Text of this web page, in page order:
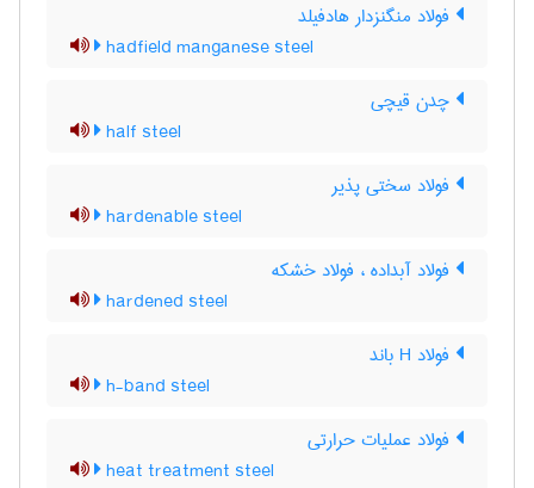
فولاد منگنزدار هادفیلد
hadfield manganese steel
چدن قیچی
half steel
فولاد سختی پذیر
hardenable steel
فولاد آبداده ، فولاد خشکه
hardened steel
فولاد H باند
h-band steel
فولاد عملیات حرارتی
heat treatment steel